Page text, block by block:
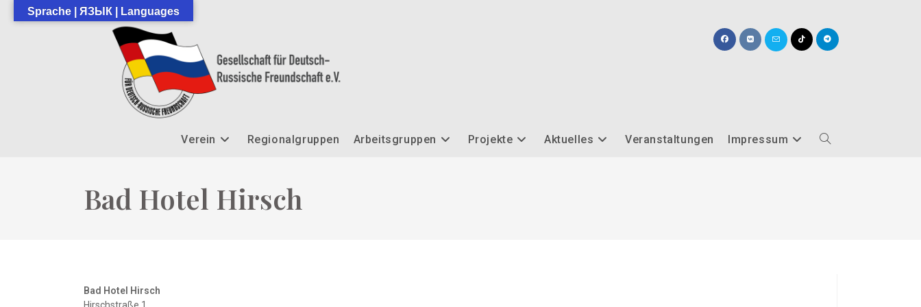
Verein Regionalgruppen Arbeitsgruppen Projekte Aktuelles Veranstaltungen Impressum Website-
Bad Hotel Hirsch
Bad Hotel Hirsch
Sprache | ЯЗЫК | Languages